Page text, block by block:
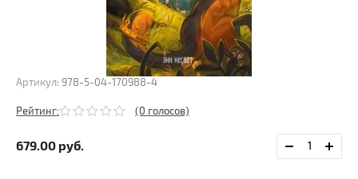
Артикул: 978-5-04-170988-4
Рейтинг: (0 голосов)
679.00 руб.